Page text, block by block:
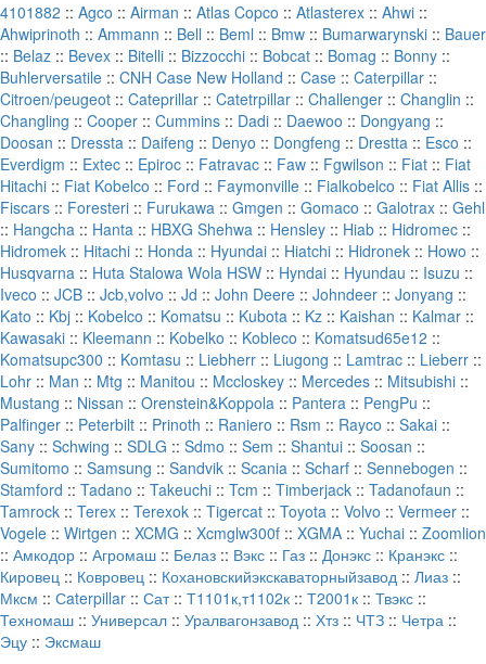
4101882 :: Agco :: Airman :: Atlas Copco :: Atlasterex :: Ahwi ::
Ahwiprinoth :: Ammann :: Bell :: Beml :: Bmw :: Bumarwarynski :: Bauer
:: Belaz :: Bevex :: Bitelli :: Bizzocchi :: Bobcat :: Bomag :: Bonny ::
Buhlerversatile :: CNH Case New Holland :: Case :: Caterpillar ::
Citroen/peugeot :: Cateprillar :: Catetrpillar :: Challenger :: Changlin ::
Changling :: Cooper :: Cummins :: Dadi :: Daewoo :: Dongyang ::
Doosan :: Dressta :: Daifeng :: Denyo :: Dongfeng :: Drestta :: Esco ::
Everdigm :: Extec :: Epiroc :: Fatravac :: Faw :: Fgwilson :: Fiat :: Fiat
Hitachi :: Fiat Kobelco :: Ford :: Faymonville :: Fialkobelco :: Fiat Allis ::
Fiscars :: Foresteri :: Furukawa :: Gmgen :: Gomaco :: Galotrax :: Gehl
:: Hangcha :: Hanta :: HBXG Shehwa :: Hensley :: Hiab :: Hidromec ::
Hidromek :: Hitachi :: Honda :: Hyundai :: Hiatchi :: Hidronek :: Howo ::
Husqvarna :: Huta Stalowa Wola HSW :: Hyndai :: Hyundau :: Isuzu ::
Iveco :: JCB :: Jcb,volvo :: Jd :: John Deere :: Johndeer :: Jonyang ::
Kato :: Kbj :: Kobelco :: Komatsu :: Kubota :: Kz :: Kaishan :: Kalmar ::
Kawasaki :: Kleemann :: Kobelko :: Kobleco :: Komatsud65e12 ::
Komatsupc300 :: Komtasu :: Liebherr :: Liugong :: Lamtrac :: Lieberr ::
Lohr :: Man :: Mtg :: Manitou :: Mccloskey :: Mercedes :: Mitsubishi ::
Mustang :: Nissan :: Orenstein&Koppola :: Pantera :: PengPu ::
Palfinger :: Peterbilt :: Prinoth :: Raniero :: Rsm :: Rayco :: Sakai ::
Sany :: Schwing :: SDLG :: Sdmo :: Sem :: Shantui :: Soosan ::
Sumitomo :: Samsung :: Sandvik :: Scania :: Scharf :: Sennebogen ::
Stamford :: Tadano :: Takeuchi :: Tcm :: Timberjack :: Tadanofaun ::
Tamrock :: Terex :: Terexok :: Tigercat :: Toyota :: Volvo :: Vermeer ::
Vogele :: Wirtgen :: XCMG :: Xcmglw300f :: XGMA :: Yuchai :: Zoomlion
:: Амкодор :: Агромаш :: Белаз :: Вэкс :: Газ :: Донэкс :: Кранэкс ::
Кировец :: Ковровец :: Кохановскийэкскаваторныйзавод :: Лиаз ::
Мксм :: Сaterpillar :: Сат:: Т1101к,т1102к :: Т2001к :: Твэкс ::
Техномаш :: Универсал :: Уралвагонзавод :: Хтз :: ЧТЗ :: Четра ::
Эцу :: Эксмаш